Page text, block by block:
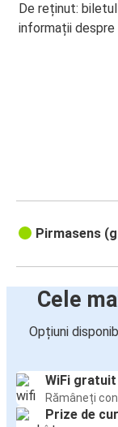
De reținut:
informații despre
Pirmasens
Cele
Opțiuni
WiFi gratuit
Rămâneți
Prize de